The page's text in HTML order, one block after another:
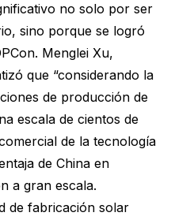
no solo por ser
sino porque se logró
Menglei Xu,
que “considerando la
de producción de
escala de cientos de
de la tecnología
de China en
a gran escala.
de fabricación solar